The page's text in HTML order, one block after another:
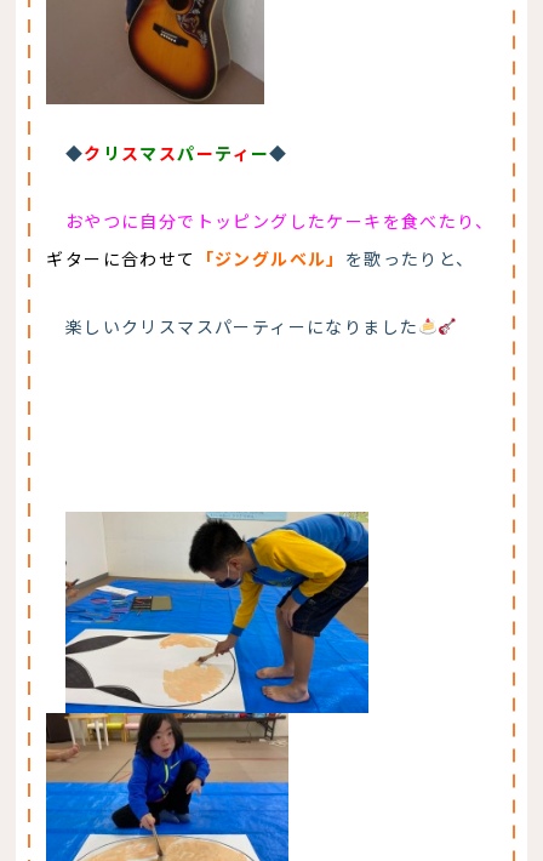
◆ク リ スマ スパーティ ー◆
おやつに自分でトッピングしたケーキを食べたり、
ギターに合わせて
「ジングルベル」 を歌ったりと、
楽しいクリスマスパーティーになりました